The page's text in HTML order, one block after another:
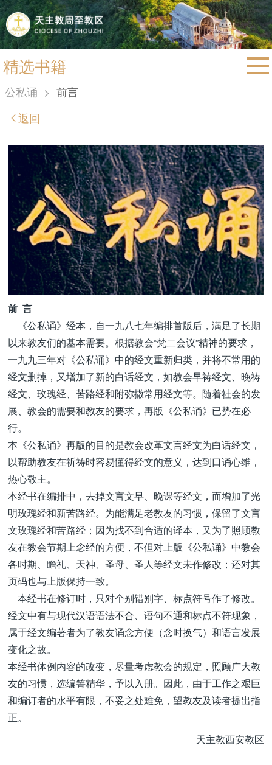
精选书籍
首页
宗教法规
教区简介
信仰文萃
教会圣月
公私诵 > 前言
返回
前 言
《公私诵》经本，自一九八七年编排首版后，满足了长期
以来教友们的基本需要。根据教会“梵二会议”精神的要求，
一九九三年对《公私诵》中的经文重新归类，并将不常用的
经文删掉，又增加了新的白话经文，如教会早祷经文、晚祷
经文、玫瑰经、苦路经和附弥撒常用经文等。随着社会的发
展、教会的需要和教友的要求，再版《公私诵》已势在必
行。
本《公私诵》再版的目的是教会改革文言经文为白话经文，
以帮助教友在祈祷时容易懂得经文的意义，达到口诵心维，
热心敬主。
本经书在编排中，去掉文言文早、晚课等经文，而增加了光
明玫瑰经和新苦路经。为能满足老教友的习惯，保留了文言
文玫瑰经和苦路经；因为找不到合适的译本，又为了照顾教
友在教会节期上念经的方便，不但对上版《公私诵》中教会
各时期、瞻礼、天神、圣母、圣人等经文未作修改；还对其
页码也与上版保持一致。
本经书在修订时，只对个别错别字、标点符号作了修改。
经文中有与现代汉语语法不合、语句不通和标点不符现象，
属于经文编著者为了教友诵念方便（念时换气）和语言发展
变化之故。
本经书体例内容的改变，尽量考虑教会的规定，照顾广大教
友的习惯，选编箐精华，予以入册。因此，由于工作之艰巨
和编订者的水平有限，不妥之处难免，望教友及读者提出指
正。
天主教西安教区